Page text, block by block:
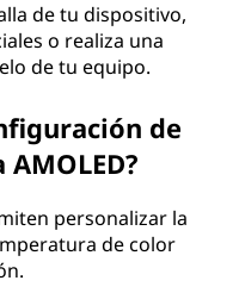
de tu dispositivo,
o realiza una
de tu equipo.
de
personalizar la
de color